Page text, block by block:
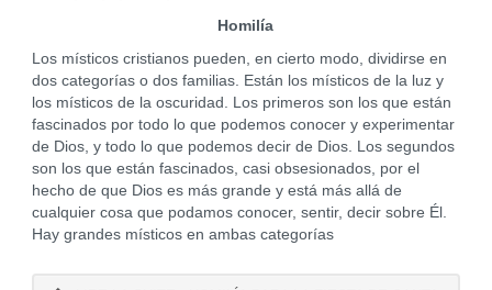
Homilía
Los místicos cristianos pueden, en cierto modo, dividirse en
dos categorías o dos familias. Están los místicos de la luz y
los místicos de la oscuridad. Los primeros son los que están
fascinados por todo lo que podemos conocer y experimentar
de Dios, y todo lo que podemos decir de Dios. Los segundos
son los que están fascinados, casi obsesionados, por el
hecho de que Dios es más grande y está más allá de
cualquier cosa que podamos conocer, sentir, decir sobre Él.
Hay grandes místicos en ambas categorías